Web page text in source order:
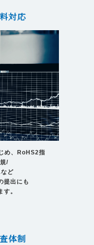
対応
め、RoHS2指
/
ど
提出にも
す。
体制